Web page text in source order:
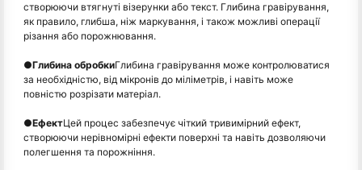
створюючи втягнуті візерунки або текст. Глибина гравірування,
як правило, глибша, ніж маркування, і також можливі операції
різання або порожнювання.
●Глибина обробкиГлибина гравірування може контролюватися
за необхідністю, від мікронів до міліметрів, і навіть може
повністю розрізати матеріал.
●ЕфектЦей процес забезпечує чіткий тривимірний ефект,
створюючи нерівномірні ефекти поверхні та навіть дозволяючи
полегшення та порожніння.